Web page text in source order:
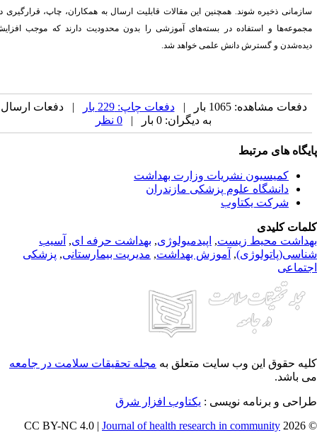
ذخیره شوند. همچنین این مقالات قابلیت ارسال به همکاران، چاپ، قرارگیری در
و استفاده در بسته‌های آموزشی را بدون محدودیت دارند که موجب افزایش
و گسترش دانش علمی خواهد شد.
دفعات مشاهده: 1065 بار | دفعات چاپ: 229 بار
| دفعات ارسال
به دیگران: 0 بار |
های مرتبط
کمیسیون نشریات وزارت بهداشت
دانشگاه علوم پزشکی مازندران
شرکت یکتاوب
کلیدی
محیط زیست,اپیدمیولوژی ,بهداشت حرفه ای ,آسیب
,آموزش بهداشت,مدیریت بیمارستانی, پزشکی
حقوق این وب سایت متعلق بهمجله تحقیقات سلامت در جامعه
باشد.
و برنامه نویسی : یکتاوب افزار شرق
©
Journal of health research in community